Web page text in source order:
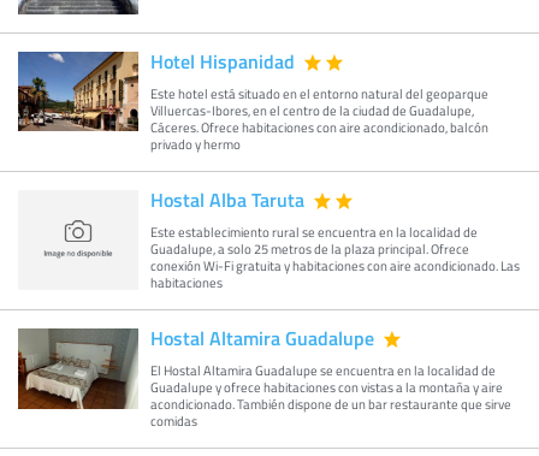
Hotel Hispanidad
Este hotel está situado en el entorno natural del geoparque
Villuercas-Ibores, en el centro de la ciudad de Guadalupe,
Cáceres. Ofrece habitaciones con aire acondicionado, balcón
privado y hermo
Hostal Alba Taruta
Este establecimiento rural se encuentra en la localidad de
Guadalupe, a solo 25 metros de la plaza principal. Ofrece
conexión Wi-Fi gratuita y habitaciones con aire acondicionado. Las
habitaciones
Hostal Altamira Guadalupe
El Hostal Altamira Guadalupe se encuentra en la localidad de
Guadalupe y ofrece habitaciones con vistas a la montaña y aire
acondicionado. También dispone de un bar restaurante que sirve
comidas